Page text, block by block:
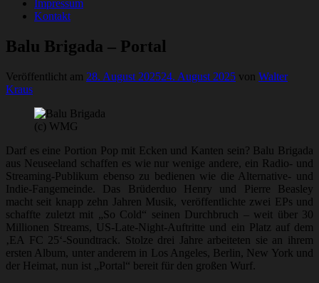
Impressum
Kontakt
Balu Brigada – Portal
Veröffentlicht am 28. August 202524. August 2025 von Walter
Kraus
(c) WMG
Darf es eine Portion Pop mit Ecken und Kanten sein? Balu Brigada
aus Neuseeland schaffen es wie nur wenige andere, ein Radio- und
Streaming-Publikum ebenso zu bedienen wie die Alternative- und
Indie-Fangemeinde. Das Brüderduo Henry und Pierre Beasley
macht seit knapp zehn Jahren Musik, veröffentlichte zwei EPs und
schaffte zuletzt mit „So Cold“ seinen Durchbruch – weit über 30
Millionen Streams, US-Late-Night-Auftritte und ein Platz auf dem
‚EA FC 25‘-Soundtrack. Stolze drei Jahre arbeiteten sie an ihrem
ersten Album, unter anderem in Los Angeles, Berlin, New York und
der Heimat, nun ist „Portal“ bereit für den großen Wurf.